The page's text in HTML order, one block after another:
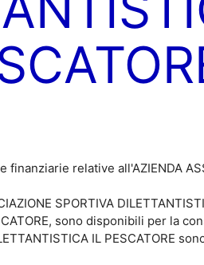
relative all'AZIENDA
SPORTIVA
sono disponibili per la
IL PESCATORE